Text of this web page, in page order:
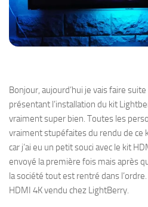
Bonjour, aujourd’hui je vais faire
présentant l’installation du kit
vraiment super bien. Toutes les
vraiment stupéfaites du rendu de ce
car j’ai eu un petit souci avec le kit
envoyé la première fois mais après
la société tout est rentré dans
HDMI 4K vendu chez LightBerry.